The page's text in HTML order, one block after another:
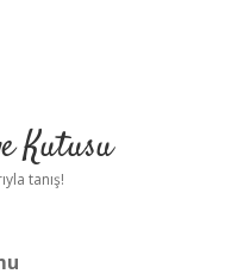
Kutusu
tanış!